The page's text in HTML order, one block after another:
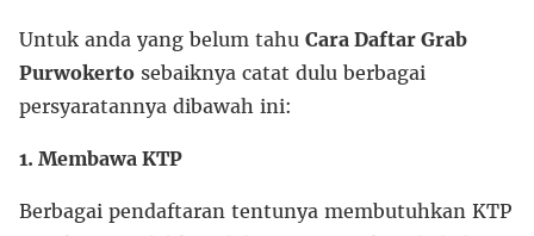
Untuk anda yang belum tahu Cara Daftar Grab
Purwokerto sebaiknya catat dulu berbagai
persyaratannya dibawah ini:
1. Membawa KTP
Berbagai pendaftaran tentunya membutuhkan KTP